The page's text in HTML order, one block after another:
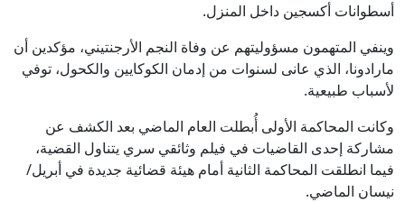
أسطوانات أكسجين داخل المنزل.
وينفي المتهمون مسؤوليتهم عن وفاة النجم الأرجنتيني، مؤكدين أن
مارادونا، الذي عانى لسنوات من إدمان الكوكايين والكحول، توفي
لأسباب طبيعية.
وكانت المحاكمة الأولى أُبطلت العام الماضي بعد الكشف عن
مشاركة إحدى القاضيات في فيلم وثائقي سري يتناول القضية،
فيما انطلقت المحاكمة الثانية أمام هيئة قضائية جديدة في أبريل/
نيسان الماضي.